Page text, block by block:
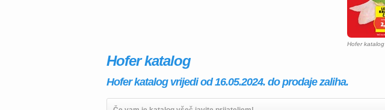
Hofer katalog
Hofer katalog
Hofer katalog vrijedi od 16.05.2024. do prodaje zaliha.